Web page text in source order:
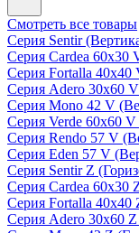
Смотреть все товары
Серия Sentir
Серия Cardea 60х30
Серия Fortalla 40х40
Серия Adero 30х60
Серия Mono 42 V
Серия Verde 60х60
Серия Rendo 57 V
Серия Eden 57 V
Серия Sentir Z
Серия Cardea 60х30
Серия Fortalla 40х40
Серия Adero 30х60